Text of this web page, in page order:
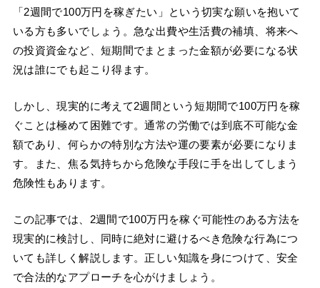
「2週間で100万円を稼ぎたい」という切実な願いを抱いて
いる方も多いでしょう。急な出費や生活費の補填、将来へ
の投資資金など、短期間でまとまった金額が必要になる状
況は誰にでも起こり得ます。
しかし、現実的に考えて2週間という短期間で100万円を稼
ぐことは極めて困難です。通常の労働では到底不可能な金
額であり、何らかの特別な方法や運の要素が必要になりま
す。また、焦る気持ちから危険な手段に手を出してしまう
危険性もあります。
この記事では、2週間で100万円を稼ぐ可能性のある方法を
現実的に検討し、同時に絶対に避けるべき危険な行為につ
いても詳しく解説します。正しい知識を身につけて、安全
で合法的なアプローチを心がけましょう。